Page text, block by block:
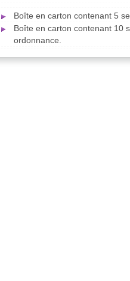
Boîte en carton contenant 5
Boîte en carton contenant 10
ordonnance.